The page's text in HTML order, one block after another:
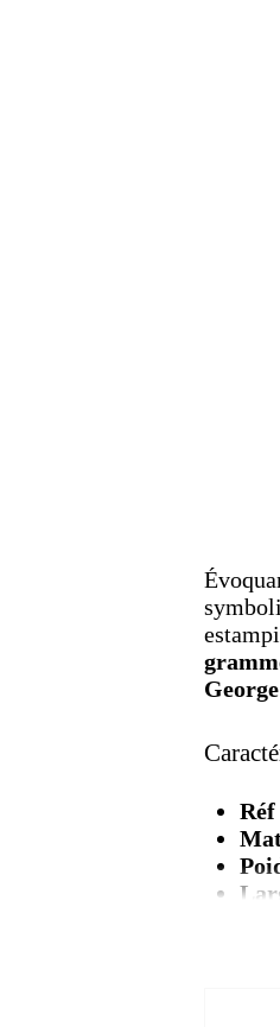
George
Réf